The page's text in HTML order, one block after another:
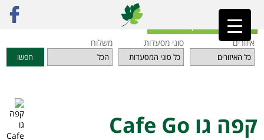
ראשי»מסעדות
חזרה לאינדקס המסעדות
איזורים
סוגי מסעדות משלוח
חפשו
קפה גו Cafe Go